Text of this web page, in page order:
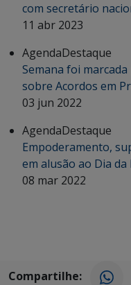
com secretário
11 abr 2023
AgendaDestaque
Semana foi
sobre Acordos em
03 jun 2022
AgendaDestaque
Empoderamento,
em alusão ao Dia
08 mar 2022
Compartilhe: